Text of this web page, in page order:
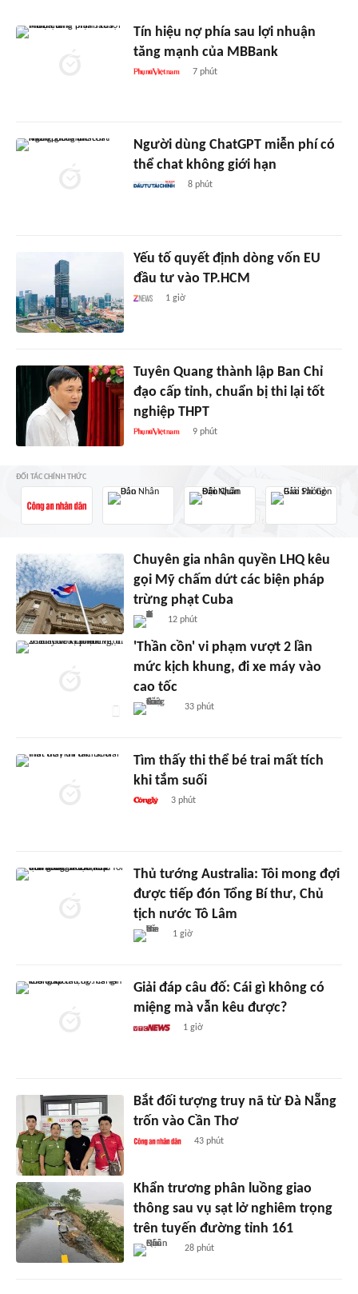
Tín hiệu nợ phía sau lợi nhuận
tăng mạnh của MBBank
7 phút
Người dùng ChatGPT miễn phí có
thể chat không giới hạn
8 phút
Yếu tố quyết định dòng vốn EU
đầu tư vào TP.HCM
1 giờ
Tuyên Quang thành lập Ban Chỉ
đạo cấp tỉnh, chuẩn bị thi lại tốt
nghiệp THPT
9 phút
ĐỐI TÁC CHÍNH THỨC
Chuyên gia nhân quyền LHQ kêu
gọi Mỹ chấm dứt các biện pháp
trừng phạt Cuba
12 phút
'Thần cồn' vi phạm vượt 2 lần
mức kịch khung, đi xe máy vào
cao tốc
33 phút
Tìm thấy thi thể bé trai mất tích
khi tắm suối
3 phút
Thủ tướng Australia: Tôi mong đợi
được tiếp đón Tổng Bí thư, Chủ
tịch nước Tô Lâm
1 giờ
Giải đáp câu đố: Cái gì không có
miệng mà vẫn kêu được?
1 giờ
Bắt đối tượng truy nã từ Đà Nẵng
trốn vào Cần Thơ
43 phút
Khẩn trương phân luồng giao
thông sau vụ sạt lở nghiêm trọng
trên tuyến đường tỉnh 161
28 phút